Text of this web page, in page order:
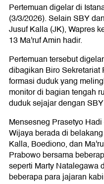
Pertemuan digelar di
(3/3/2026). Selain SBY
Jusuf Kalla (JK), Wapres
13 Ma'ruf Amin hadir.
Pertemuan tersebut
dibagikan Biro
formasi duduk yang
monitor di bagian tengah
duduk sejajar dengan
Mensesneg Prasetyo
Wijaya berada di
Kalla, Boediono, dan
Prabowo bersama
seperti Marty Natalegawa
beberapa para jajaran